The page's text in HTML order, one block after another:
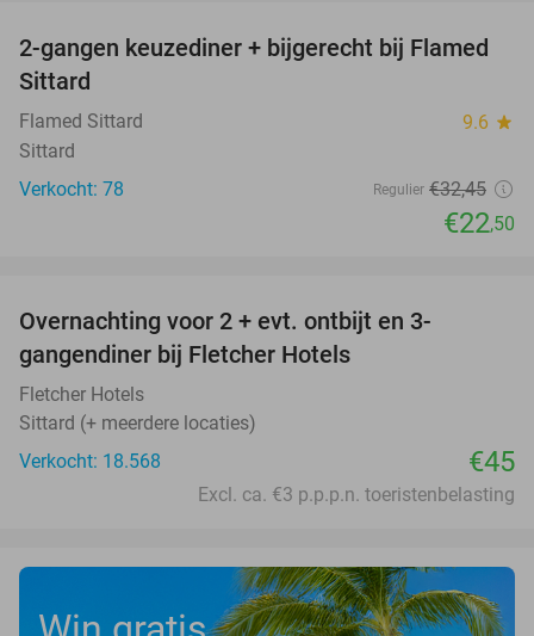
31%
2-gangen keuzediner + bijgerecht bij Flamed
Sittard
Flamed Sittard 9.6 star
Sittard
Verkocht: 78
Regulier €32,45
€22,50
Overnachting voor 2 + evt. ontbijt en 3-
gangendiner bij Fletcher Hotels
Fletcher Hotels
Sittard (+ meerdere locaties)
Verkocht: 18.568
€45
Excl. ca. €3 p.p.p.n. toeristenbelasting